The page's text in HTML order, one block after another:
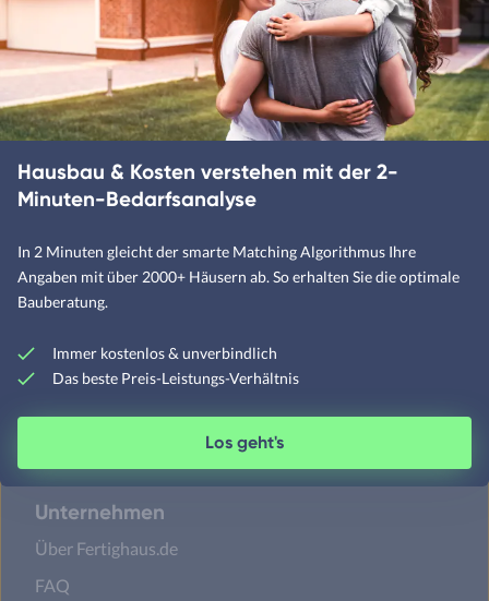
Mediterrane Häuser
Moderne Häuser
Schwedenhäuser
Skandinavische Häuser
Satteldachhäuser
Flachdachhäuser
Pultdachhäuser
Unternehmen
Über Fertighaus.de
FAQ
Hausbau & Kosten verstehen mit der 2-
Minuten-Bedarfsanalyse
In 2 Minuten gleicht der smarte Matching Algorithmus Ihre
Angaben mit über 2000+ Häusern ab. So erhalten Sie die optimale
Bauberatung.
Immer kostenlos & unverbindlich
Das beste Preis-Leistungs-Verhältnis
Los geht's